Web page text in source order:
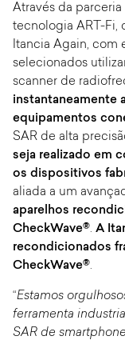
Através da
tecnologia ART-Fi,
Itancia Again, com
selecionados
scanner de
instantaneamente
equipamentos
SAR de alta
seja realizado em
os dispositivos
aliada a um
aparelhos
CheckWave®. A
recondicionados
CheckWave®.
“Estamos
ferramenta
SAR de